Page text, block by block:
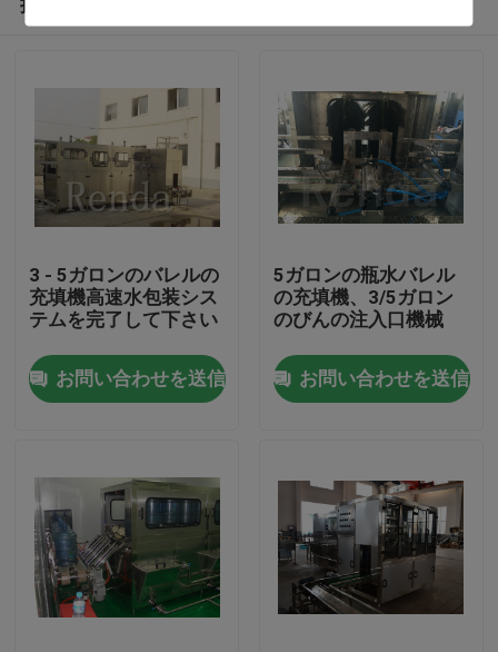
プロダクト
私達について
3 - 5ガロンのバレルの
充填機高速水包装シス
テムを完了して下さい
お問い合わせを送信
5ガロンの瓶水バレル
の充填機、3/5ガロン
のびんの注入口機械
お問い合わせを送信